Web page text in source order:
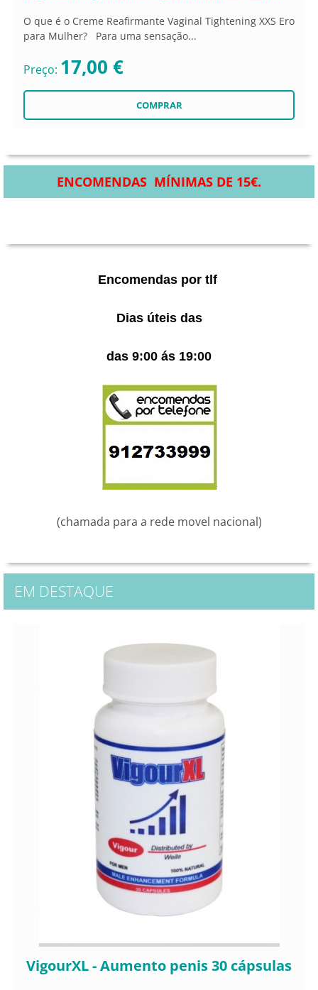
O que é o Creme Reafirmante Vaginal Tightening XXS Ero
para Mulher? Para uma sensação...
Preço: 17,00 €
ENCOMENDAS MÍNIMAS DE 15€.
Encomendas por tlf
Dias úteis das
das 9:00 ás 19:00
(chamada para a rede movel nacional)
EM DESTAQUE
VigourXL - Aumento penis 30 cápsulas